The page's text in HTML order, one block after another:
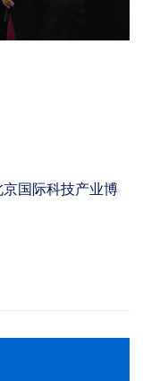
国际科技产业博